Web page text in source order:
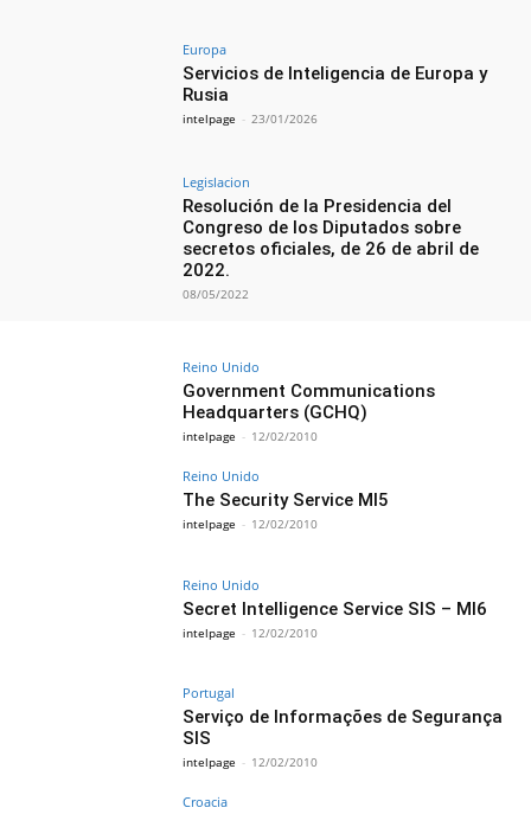
Europa
Servicios de Inteligencia de Europa y
Rusia
intelpage - 23/01/2026
Legislacion
Resolución de la Presidencia del
Congreso de los Diputados sobre
secretos oficiales, de 26 de abril de
2022.
08/05/2022
Reino Unido
Government Communications
Headquarters (GCHQ)
intelpage - 12/02/2010
Reino Unido
The Security Service MI5
intelpage - 12/02/2010
Reino Unido
Secret Intelligence Service SIS – MI6
intelpage - 12/02/2010
Portugal
Serviço de Informações de Segurança
SIS
intelpage - 12/02/2010
Croacia